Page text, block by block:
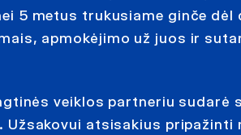
5 metus trukusiame ginče dėl
apmokėjimo už juos ir
veiklos partneriu sudarė
Užsakovui atsisakius pripažinti